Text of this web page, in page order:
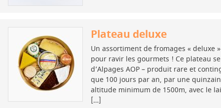
Plateau deluxe
Un assortiment de fromages « deluxe
pour ravir les gourmets ! Ce plateau
d’Alpages AOP – produit rare et
que 100 jours par an, par une
altitude minimum de 1500m, avec le
[…]